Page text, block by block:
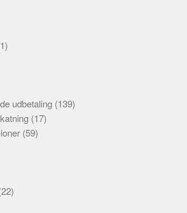
udbetaling (139)
(17)
(59)